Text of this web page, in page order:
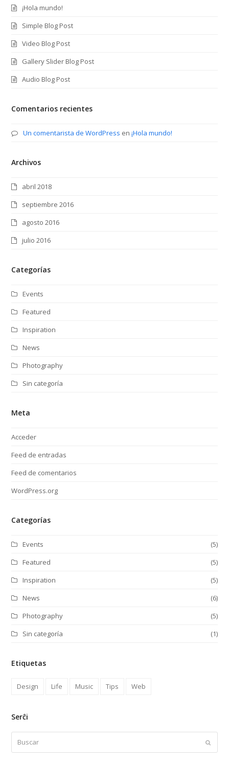
¡Hola mundo!
Simple Blog Post
Video Blog Post
Gallery Slider Blog Post
Audio Blog Post
Comentarios recientes
Un comentarista de WordPress en¡Hola mundo!
Archivos
abril 2018
septiembre 2016
agosto 2016
julio 2016
Categorías
Events
Featured
Inspiration
News
Photography
Sin categoría
Meta
Acceder
Feed de entradas
Feed de comentarios
WordPress.org
Categorías
Events
(5)
Featured
(5)
Inspiration
(5)
News
(6)
Photography
(5)
Sin categoría
(1)
Etiquetas
Design Life Music Tips Web
Serĉi
Enviar